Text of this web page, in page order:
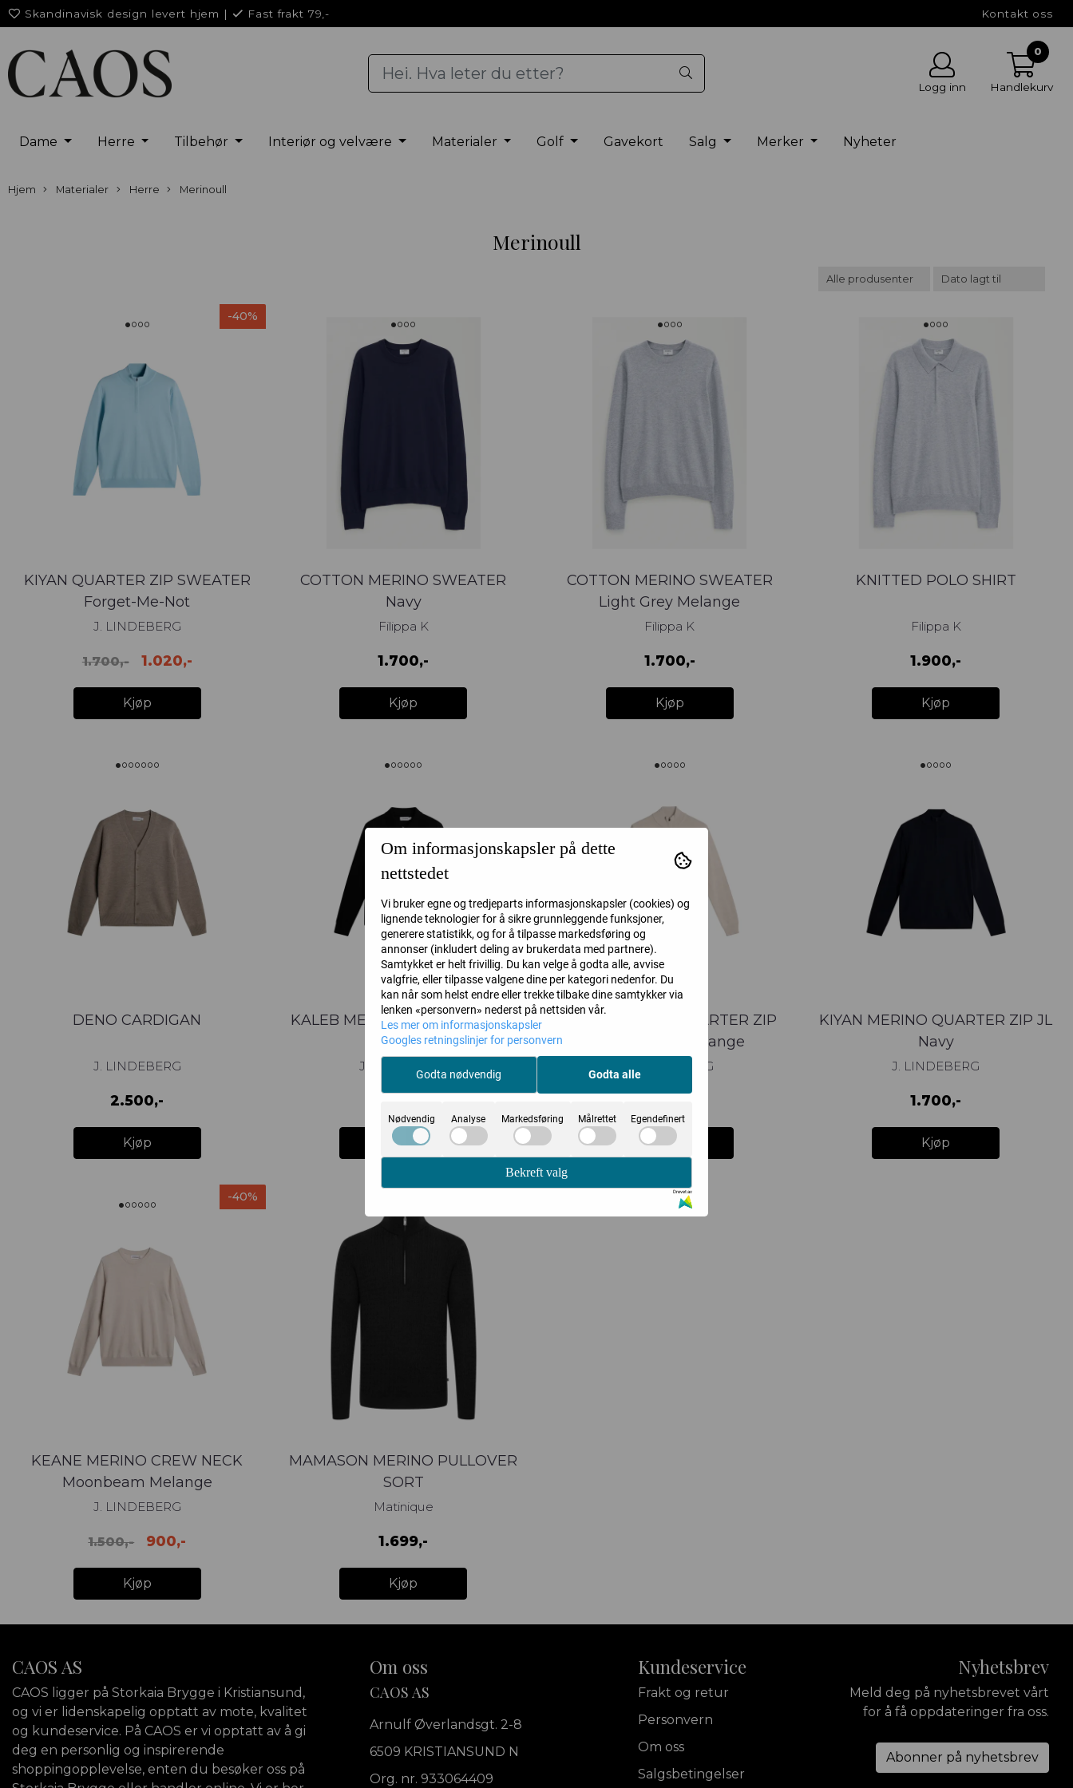
Skandinavisk design levert hjem | Fast frakt 79,- Kontakt oss
Logg inn
0
Handlekurv
Dame Herre Tilbehør Interiør og velvære Materialer Golf Gavekort Salg Merker Nyheter
Hjem Materialer Herre Merinoull
Merinoull
-40%
KIYAN QUARTER ZIP SWEATER
Forget-Me-Not
J. LINDEBERG
1.700,- 1.020,-
Kjøp
COTTON MERINO SWEATER
Navy
Filippa K
1.700,-
Kjøp
COTTON MERINO SWEATER
Light Grey Melange
Filippa K
1.700,-
Kjøp
KNITTED POLO SHIRT
Filippa K
1.900,-
Kjøp
DENO CARDIGAN
J. LINDEBERG
2.500,-
Kjøp
KALEB MERINO ZIP CARDIGAN
Black
J. LINDEBERG
Kjøp
KIYAN MERINO QUARTER ZIP
Moonbeam Melange
J. LINDEBERG
Kjøp
KIYAN MERINO QUARTER ZIP JL
Navy
J. LINDEBERG
1.700,-
Kjøp
-40%
KEANE MERINO CREW NECK
Moonbeam Melange
J. LINDEBERG
1.500,- 900,-
Kjøp
MAMASON MERINO PULLOVER
SORT
Matinique
1.699,-
Kjøp
CAOS AS
CAOS ligger på Storkaia Brygge i Kristiansund,
og vi er lidenskapelig opptatt av mote, kvalitet
og kundeservice. På CAOS er vi opptatt av å gi
deg en personlig og inspirerende
shoppingopplevelse, enten du besøker oss på
Om oss
CAOS AS
Arnulf Øverlandsgt. 2-8
6509 KRISTIANSUND N
Org. nr. 933064409
Kundeservice
Frakt og retur
Personvern
Om oss
Salgsbetingelser
Nyhetsbrev
Meld deg på nyhetsbrevet vårt
for å få oppdateringer fra oss.
Abonner på nyhetsbrev
Om informasjonskapsler på dette
nettstedet
Vi bruker egne og tredjeparts informasjonskapsler (cookies) og
lignende teknologier for å sikre grunnleggende funksjoner,
generere statistikk, og for å tilpasse markedsføring og
annonser (inkludert deling av brukerdata med partnere).
Samtykket er helt frivillig. Du kan velge å godta alle, avvise
valgfrie, eller tilpasse valgene dine per kategori nedenfor. Du
kan når som helst endre eller trekke tilbake dine samtykker via
lenken «personvern» nederst på nettsiden vår.
Les mer om informasjonskapsler
Googles retningslinjer for personvern
Godta nødvendig Godta alle
Nødvendig Analyse Markedsføring Målrettet Egendefinert
Bekreft valg
Drevet av